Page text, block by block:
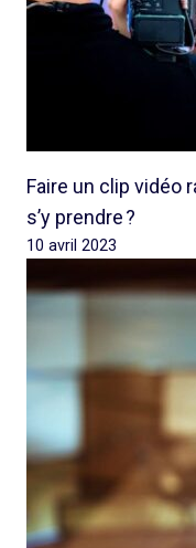
Faire un clip vidéo
s’y prendre ?
10 avril 2023